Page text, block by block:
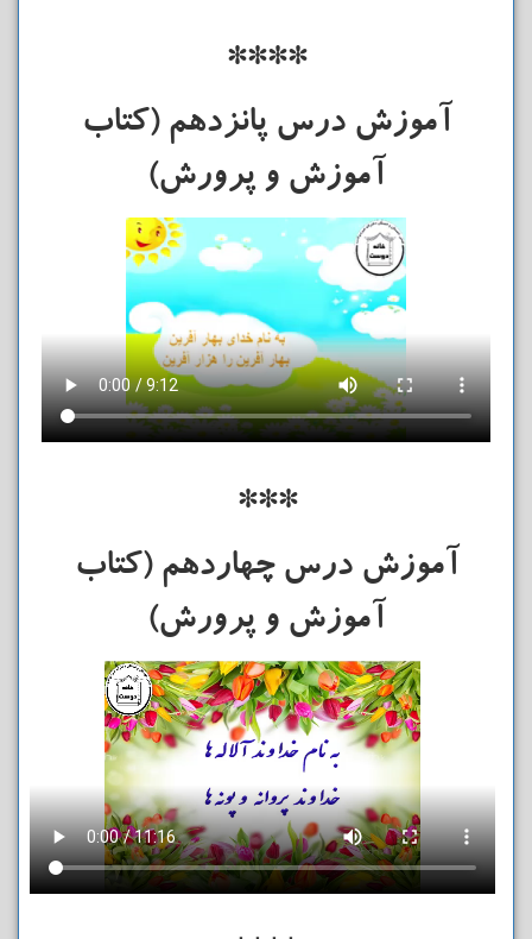
****
آموزش درس پانزدهم (کتاب
آموزش و پرورش)
***
آموزش درس چهاردهم (کتاب
آموزش و پرورش)